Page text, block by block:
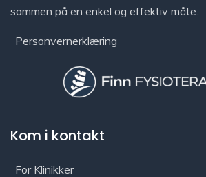
sammen på en enkel og effektiv måte.
Personvernerklæring
Kom i kontakt
For Klinikker